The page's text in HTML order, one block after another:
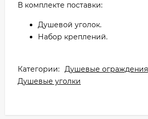
В комплекте поставки:
Душевой уголок.
Набор креплений.
Категории: Душевые ограждения
Душевые уголки